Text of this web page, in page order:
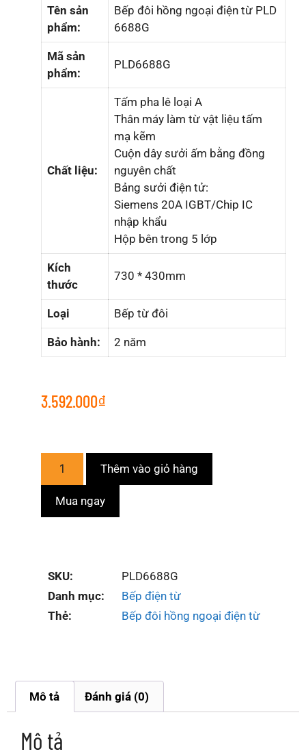
Tên sản
phẩm:
Bếp đôi hồng ngoại điện từ PLD
6688G
Mã sản
phẩm:
PLD6688G
Chất liệu:
Tấm pha lê loại A
Thân máy làm từ vật liệu tấm
mạ kẽm
Cuộn dây sưởi ấm bằng đồng
nguyên chất
Bảng sưởi điện tử:
Siemens 20A IGBT/Chip IC
nhập khẩu
Hộp bên trong 5 lớp
Kích
thước
730 * 430mm
Loại Bếp từ đôi
Bảo hành: 2 năm
3.592.000₫
Thêm vào giỏ hàng
Mua ngay
SKU:
PLD6688G
Danh mục:
Bếp điện từ
Thẻ:
Bếp đôi hồng ngoại điện từ
Mô tả Đánh giá (0)
Mô tả